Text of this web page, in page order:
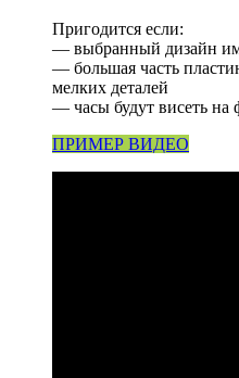
Пригодится если:
— выбранный дизайн
— большая часть
мелких деталей
— часы будут висеть на
ПРИМЕР ВИДЕО